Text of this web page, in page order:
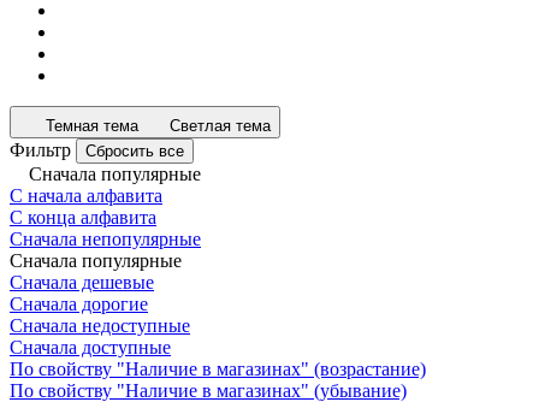
Темная тема Светлая тема
Фильтр Сбросить все
Сначала популярные
С начала алфавита
С конца алфавита
Сначала непопулярные
Сначала популярные
Сначала дешевые
Сначала дорогие
Сначала недоступные
Сначала доступные
По свойству "Наличие в магазинах" (возрастание)
По свойству "Наличие в магазинах" (убывание)